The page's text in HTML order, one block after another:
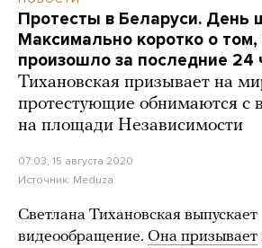
Протесты в Беларуси. День
Максимально коротко о том,
произошло за последние 24
Тихановская призывает на
протестующие обнимаются с
на площади Независимости
07:03, 15 августа 2020
Источник: Meduza
Светлана Тихановская выпускает
видеообращение. Она призывает